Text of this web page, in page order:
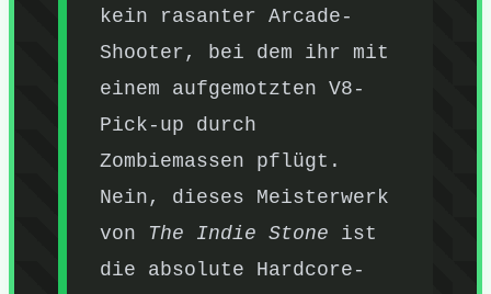
kein rasanter Arcade-
Shooter, bei dem ihr mit
einem aufgemotzten V8-
Pick-up durch
Zombiemassen pflügt.
Nein, dieses Meisterwerk
von The Indie Stone ist
die absolute Hardcore-